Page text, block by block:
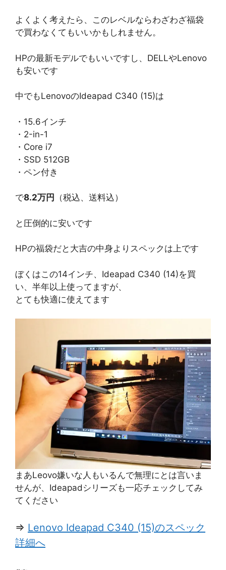
よくよく考えたら、このレベルならわざわざ福袋
で買わなくてもいいかもしれません。
HPの最新モデルでもいいですし、DELLやLenovo
も安いです
中でもLenovoのIdeapad C340 (15)は
・15.6インチ
・2-in-1
・Core i7
・SSD 512GB
・ペン付き
で8.2万円 （税込、送料込）
と圧倒的に安いです
HPの福袋だと大吉の中身よりスペックは上です
ぼくはこの14インチ、Ideapad C340 (14)を買
い、半年以上使ってますが、
とても快適に使えてます
まあLeovo嫌いな人もいるんで無理にとは言いま
せんが、Ideapadシリーズも一応チェックしてみ
てください
⇒ Lenovo Ideapad C340 (15)のスペック
詳細へ